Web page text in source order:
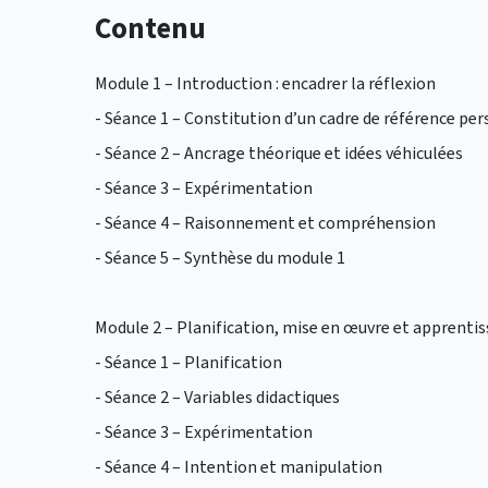
Contenu
Module 1 – Introduction : encadrer la réflexion
- Séance 1 – Constitution d’un cadre de référence
- Séance 2 – Ancrage théorique et idées véhiculées
- Séance 3 – Expérimentation
- Séance 4 – Raisonnement et compréhension
- Séance 5 – Synthèse du module 1
Module 2 – Planification, mise en œuvre et
- Séance 1 – Planification
- Séance 2 – Variables didactiques
- Séance 3 – Expérimentation
- Séance 4 – Intention et manipulation